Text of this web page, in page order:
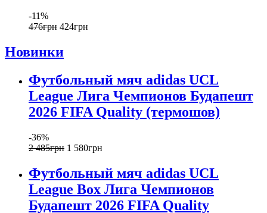
-11%
476грн 424грн
Новинки
Футбольный мяч adidas UCL
League Лига Чемпионов Будапешт
2026 FIFA Quality (термошов)
-36%
2 485грн 1 580грн
Футбольный мяч adidas UCL
League Box Лига Чемпионов
Будапешт 2026 FIFA Quality